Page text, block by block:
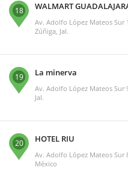
18 WALMART
Av. Adolfo López Mateos Sur
Zúñiga, Jal.
19 La minerva
Av. Adolfo López Mateos Sur
Jal.
20 HOTEL RIU
Av. Adolfo López Mateos Sur
México